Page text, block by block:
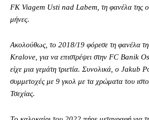
FK Viagem Usti nad Labem, τη φανέλα της
μήνες.
Ακολούθως, το 2018/19 φόρεσε τη φανέλα
Kralove, για να επιστρέψει στην FC Banik
είχε μια γεμάτη τριετία. Συνολικά, ο Jakub
συμμετοχές με 9 γκολ με τα χρώματα του
Τσεχίας.